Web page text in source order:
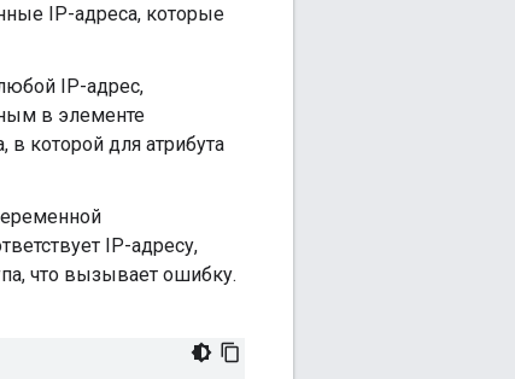
IP-адреса, которые
IP-адрес,
в элементе
в которой для атрибута
IP-адресу,
что вызывает ошибку.